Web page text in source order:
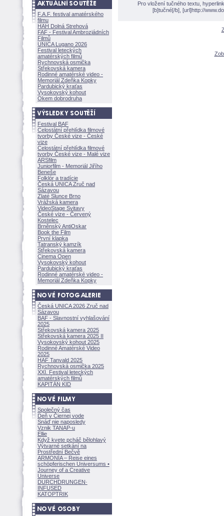
F.A.F. festival amatérského
filmu
HAH Dolná Strehov
FAF - Festival Ambroziádních
Filmů
UNICA Lugano 2026
Festival leteckých
amatérských filmů
Rychnovská osmička
Střekovská kamera
Rodinné amatérské video -
Memoriál Zdeňka Kopky
Pardubický kraťas
Vysokovský kohout
Okem dobrodruha
Festival BAF
Celostátní přehlídka filmové
tvorby České vize - České
vize
Celostátní přehlídka filmové
tvorby České vize - Malé vize
ARSfilm
Juniorfilm - Memoriál Jiřího
Beneše
Folklór a tradície
Česká UNICA Zruč nad
Sázavou
Zlaté Slunce Brno
Vrážská kamera
VideoStage Svitavy
České vize - Červený
Kostelec
Brněnský AntiOskar
Book the Film
První klapka
Tatranský kamzík
Střekovská kamera
Cinema Open
Vysokovský kohout
Pardubický kraťas
Rodinné amatérské video -
Memoriál Zdeňka Kopky
Česká UNICA 2026 Zruč nad
Sázavou
BAF - Slavnostní vyhlašování
2025
Střekovská kamera 2025
Střekovská kamera 2025 II
Vysokovský kohout 2025
Rodinné Amatérské Video
2025
HAF Tanvald 2025
Rychnovská osmička 2025
XXI. Festival leteckých
amatérských filmů
KAPITÁN KID
Společný čas
Deň v Čiernej vode
Snáď nie naposledy
Vznik TANAP-u
Ellie
Když kvete pcháč bělohlavý
Výtvarné setkání na
Prostřední Bečvě
ARMONÍA – Reise eines
schöpferischen Universums •
Journey of a Creative
Universe
DURCHDRUNGEN·
INFUSED
KATOPTRIK
Pro vložení tučného textu,
[b]tučné[/b], [url]http://